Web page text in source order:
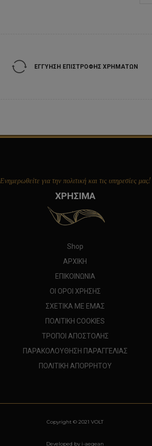
ΕΓΓΥΗΣΗ ΕΠΙΣΤΡΟΦΗΣ ΧΡΗΜΑΤΩΝ
Ενημερωθείτε για την πολιτική και τις υπηρεσίες μας!
ΧΡΗΣΙΜΑ
Shop
ΑΡΧΙΚΗ
ΕΠΙΚΟΙΝΩΝΙΑ
ΟΙ ΟΡΟΙ ΧΡΗΣΗΣ
ΣΧΕΤΙΚΑ ΜΕ ΕΜΑΣ
ΠΟΛΙΤΙΚΗ COOKIES
ΤΡΟΠΟΙ ΑΠΟΣΤΟΛΗΣ
ΠΑΡΑΚΟΛΟΥΘΗΣΗ ΠΑΡΑΓΓΕΛΙΑΣ
ΠΟΛΙΤΙΚΗ ΑΠΟΡΡΗΤΟΥ
Copyright © 2021 VOLT
Developed by i-aegean